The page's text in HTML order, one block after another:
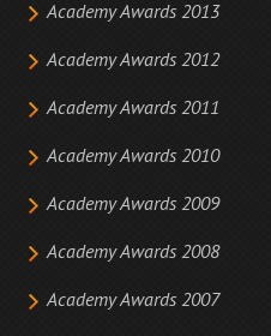
Academy Awards 2013
Academy Awards 2012
Academy Awards 2011
Academy Awards 2010
Academy Awards 2009
Academy Awards 2008
Academy Awards 2007